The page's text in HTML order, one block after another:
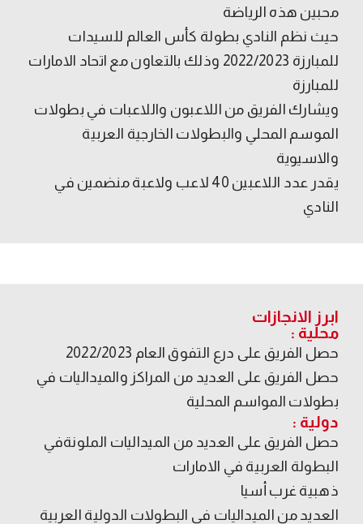
محبين هذه الرياضة
حيث نظم النادي بطولة كأس العالم للسيدات
للمبارزة 2022/2023 وذلك بالتعاون مع اتحاد الامارات
للمبارزة
ويشارك الفريق من اللاعبون واللاعبات في بطولات
الموسم المحلي والبطولات الخارجية العربية
والاسيوية
يقدر عدد اللاعبين 40 لاعب ولاعبة منضمين في
النادي ​​​
ابرز الانجازات
محلية :
حصل الفريق على درع التفوق العام 2022/2023
حصل الفريق على العديد من المراكز والميداليات في
بطولات المواسم المحلية​
دولية :
حصل الفريق على العديد من الميداليات الملونةفي
البطولة العربية في الامارات
ذهبية غرب أسيا
العديد من الميداليات في البطولات الدولية العربية